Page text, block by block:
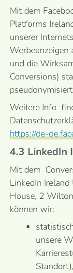
Mit dem
Platforms
unserer
Werbeanzeigen
und die
Conversions)
Weitere Info
https://de-
4.3 LinkedIn
Mit dem
LinkedIn
House, 2
können wir:
unsere
Standort),